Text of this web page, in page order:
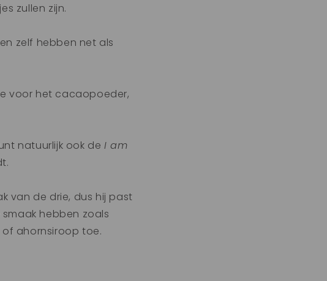
zullen zijn.
zelf hebben net als
voor het cacaopoeder,
natuurlijk ook de I am
van de drie, dus hij past
hebben zoals
ahornsiroop toe.